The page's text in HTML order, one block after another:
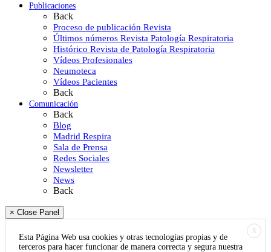
Publicaciones
Back
Proceso de publicación Revista
Últimos números Revista Patología Respiratoria
Histórico Revista de Patología Respiratoria
Vídeos Profesionales
Neumoteca
Vídeos Pacientes
Back
Comunicación
Back
Blog
Madrid Respira
Sala de Prensa
Redes Sociales
Newsletter
News
Back
× Close Panel
X
Esta Página Web usa cookies y otras tecnologías propias y de
terceros para hacer funcionar de manera correcta y segura nuestra